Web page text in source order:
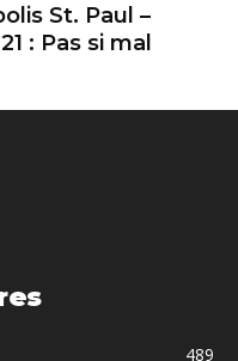
St. Paul –
: Pas si mal
489